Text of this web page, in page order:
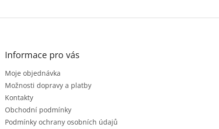
Z
Informace pro vás
Moje objednávka
Možnosti dopravy a platby
Kontakty
Obchodní podmínky
Podmínky ochrany osobních údajů